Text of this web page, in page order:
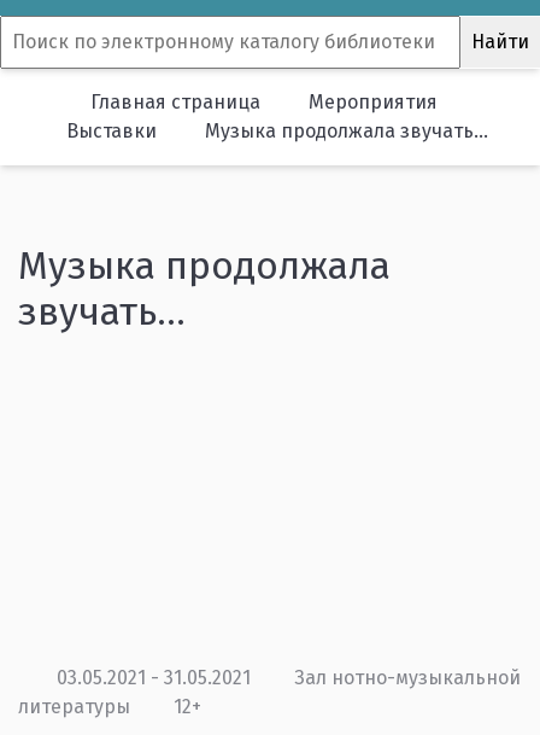
Главная страница
Мероприятия
Выставки
Музыка продолжала звучать…
Музыка продолжала
звучать…
03.05.2021 - 31.05.2021
Зал нотно-музыкальной
литературы
12+